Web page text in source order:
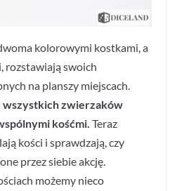
kolorowymi kostkami, a
rozstawiają swoich
na planszy miejscach.
wszystkich zwierzaków
kośćmi. Teraz
kości i sprawdzają, czy
przez siebie akcję.
możemy nieco